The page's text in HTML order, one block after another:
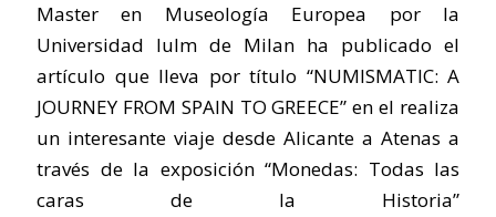
Master en Museología Europea por la
Universidad Iulm de Milan ha publicado el
artículo que lleva por título “NUMISMATIC: A
JOURNEY FROM SPAIN TO GREECE” en el realiza
un interesante viaje desde Alicante a Atenas a
través de la exposición “Monedas: Todas las
caras de la Historia”